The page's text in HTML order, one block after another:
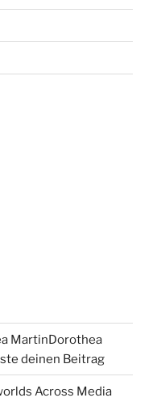
MartinDorothea
deinen Beitrag
Across Media